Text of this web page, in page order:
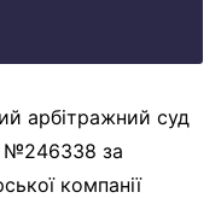
арбітражний суд
№246338 за
компанії